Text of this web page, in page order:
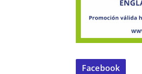
Facebook